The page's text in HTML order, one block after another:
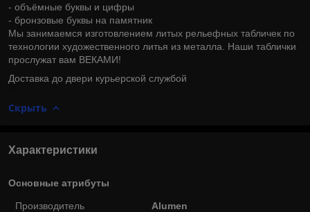
- объёмные буквы и цифры
- бронзовые буквы на памятник
Мы занимаемся изготовлением литых рельефных табличек по
технологии художественного литья из металла. Наши таблички
прослужат вам ВЕКАМИ!
Доставка до двери курьерской службой
Скрыть
Характеристики
Основные атрибуты
Производитель
Alumen